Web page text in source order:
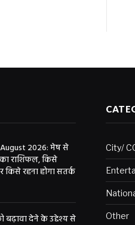
2026: मेष से
राशिफल, किसे
रहना होगा सतर्क
बढ़ावा देने के उद्देश्य से
City/
Other